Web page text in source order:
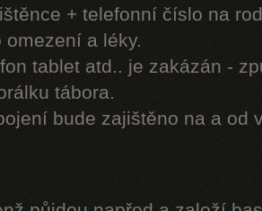
+ telefonní číslo na
a léky.
tablet atd.. je zakázán -
tábora.
bude zajištěno na a od